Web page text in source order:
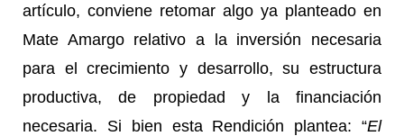
artículo, conviene retomar algo ya planteado en
Mate Amargo relativo a la inversión necesaria
para el crecimiento y desarrollo, su estructura
productiva, de propiedad y la financiación
necesaria. Si bien esta Rendición plantea: “El